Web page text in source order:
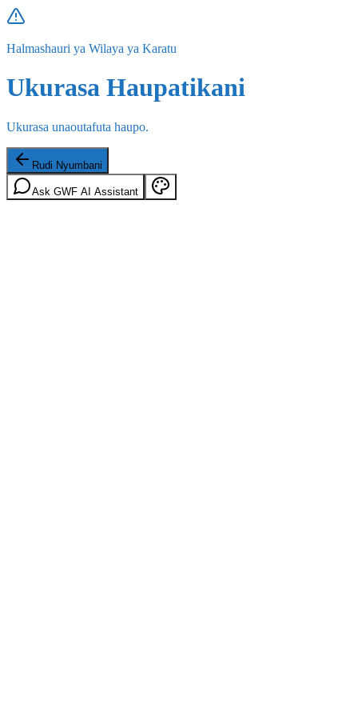
Halmashauri ya Wilaya ya Karatu
Ukurasa Haupatikani
Ukurasa unaoutafuta haupo.
Rudi Nyumbani
Ask GWF AI Assistant